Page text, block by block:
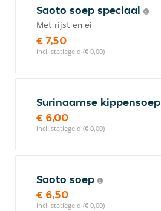
Saoto soep speciaal
Met rijst en ei
€ 7,50
incl. statiegeld (€ 0,00)
Surinaamse kippensoep
€ 6,00
incl. statiegeld (€ 0,00)
Saoto soep
€ 6,50
incl. statiegeld (€ 0,00)